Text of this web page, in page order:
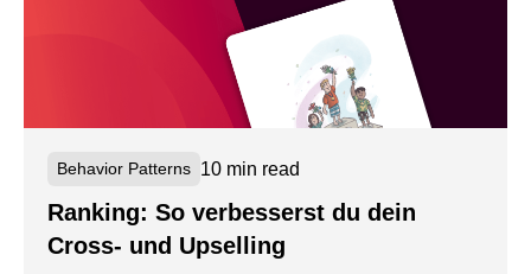
Behavior Patterns 10 min read
Ranking: So verbesserst du dein
Cross- und Upselling